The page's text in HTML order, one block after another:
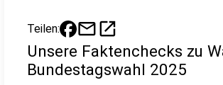
Teilen: mailopen_in_new
Unsere Faktenchecks zu
Bundestagswahl 2025